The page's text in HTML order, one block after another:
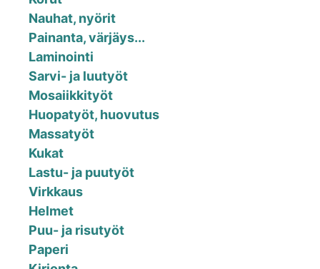
Nauhat, nyörit
Painanta, värjäys...
Laminointi
Sarvi- ja luutyöt
Mosaiikkityöt
Huopatyöt, huovutus
Massatyöt
Kukat
Lastu- ja puutyöt
Virkkaus
Helmet
Puu- ja risutyöt
Paperi